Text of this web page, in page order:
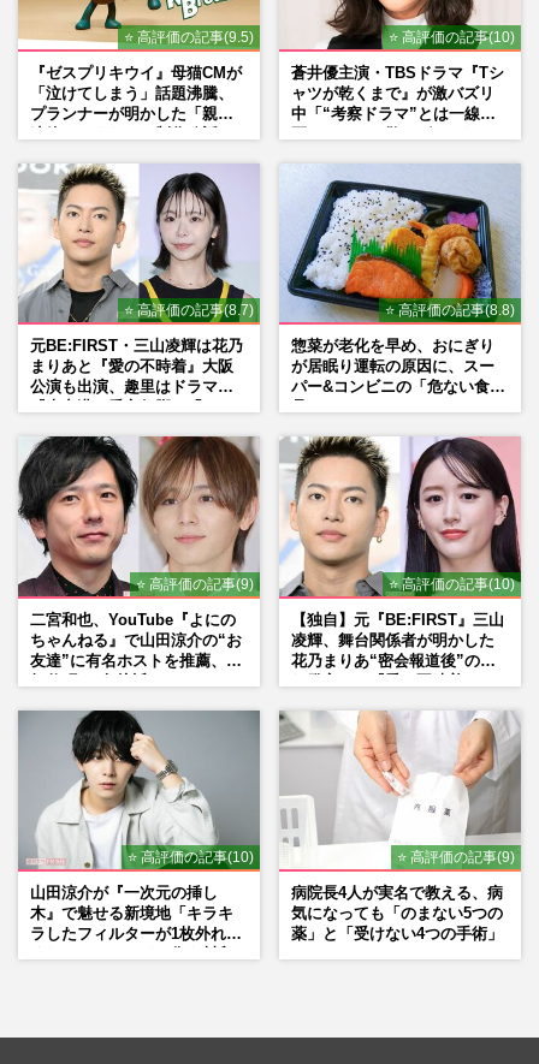
⭐ 高評価の記事(9.5)
『ゼスプリキウイ』母猫CMが
「泣けてしまう」話題沸騰、
プランナーが明かした「親に
⭐ 高評価の記事(10)
蒼井優主演・TBSドラマ『Tシ
ャツが乾くまで』が激バズリ
中「“考察ドラマ”とは一線を
⭐ 高評価の記事(8.7)
元BE:FIRST・三山凌輝は花乃
まりあと『愛の不時着』大阪
公演も出演、趣里はドラマ
⭐ 高評価の記事(8.8)
惣菜が老化を早め、おにぎり
が居眠り運転の原因に、スー
パー&コンビニの「危ない食
⭐ 高評価の記事(9)
二宮和也、YouTube『よにの
ちゃんねる』で山田涼介の“お
友達”に有名ホストを推薦、歌
⭐ 高評価の記事(10)
【独自】元『BE:FIRST』三山
凌輝、舞台関係者が明かした
花乃まりあ“密会報道後”の呆
⭐ 高評価の記事(10)
山田涼介が『一次元の挿し
木』で魅せる新境地「キラキ
ラしたフィルターが1枚外れて
⭐ 高評価の記事(9)
病院長4人が実名で教える、病
気になっても「のまない5つの
薬」と「受けない4つの手術」